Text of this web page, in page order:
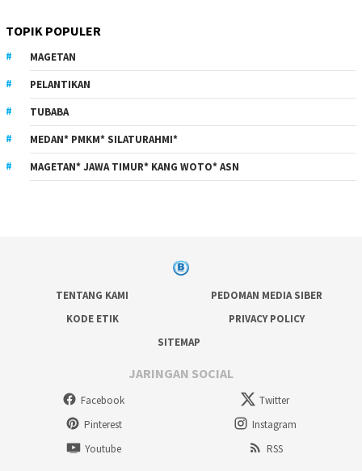
TOPIK POPULER
MAGETAN
PELANTIKAN
TUBABA
MEDAN* PMKM* SILATURAHMI*
MAGETAN* JAWA TIMUR* KANG WOTO* ASN
TENTANG KAMI
PEDOMAN MEDIA SIBER
KODE ETIK
PRIVACY POLICY
SITEMAP
JARINGAN SOCIAL
Facebook
Twitter
Pinterest
Instagram
Youtube
RSS